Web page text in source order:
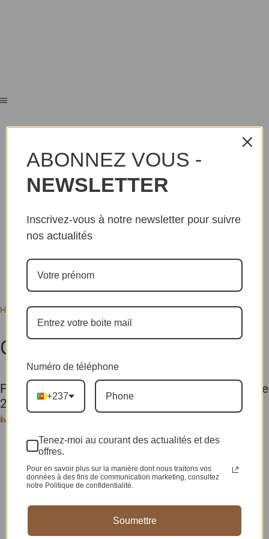
Home Tags George Dickson
George Dickson
PEOPLE : Ces Célébrités qui ont été décorées ce
20 mai...
Ève-Pérec N. BEHALAL
ABONNEZ VOUS -
NEWSLETTER
Inscrivez-vous à notre newsletter pour suivre
nos actualités
Numéro de téléphone
+237
Tenez-moi au courant des actualités et des
offres.
Pour en savoir plus sur la manière dont nous traitons vos
données à des fins de communication marketing, consultez
notre Politique de confidentialité.
Soumettre